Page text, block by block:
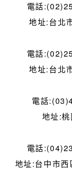
電話
地址:台北
電話
地址:台北
電話
地址:
電話
地址:台中市